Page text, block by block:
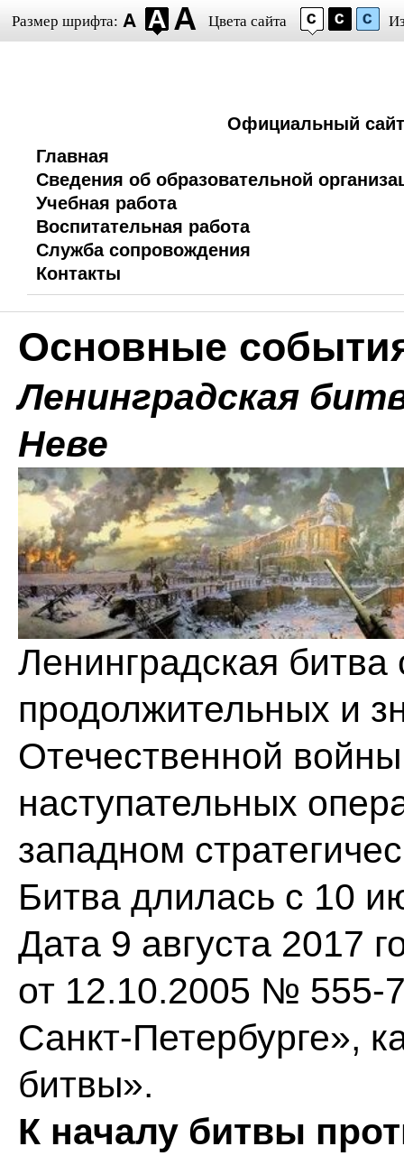
Размер шрифта: Цвета сайта
Официальный сайт
Главная
Сведения об образовательной
Учебная работа
Воспитательная работа
Служба сопровождения
Контакты
Основные
Ленинградская
Неве
Ленинградская
продолжительных и
Отечественной
наступательных
западном
Битва длилась с 10
Дата 9 августа 2017
от 12.10.2005 № 555-
Санкт-Петербурге»,
битвы».
К началу битвы